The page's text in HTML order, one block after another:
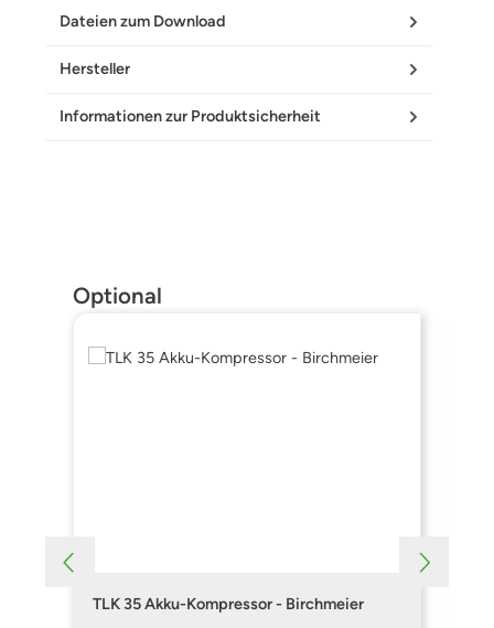
Dateien zum Download
Hersteller
Informationen zur Produktsicherheit
Produktgalerie überspringen
Optional
TLK 35 Akku-Kompressor - Birchmeier